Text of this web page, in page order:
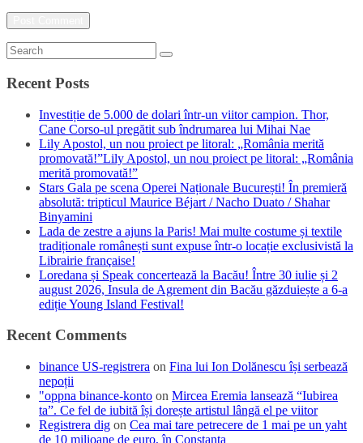
Recent Posts
Investiție de 5.000 de dolari într-un viitor campion. Thor,
Cane Corso-ul pregătit sub îndrumarea lui Mihai Nae
Lily Apostol, un nou proiect pe litoral: „România merită
promovată!”Lily Apostol, un nou proiect pe litoral: „România
merită promovată!”
Stars Gala pe scena Operei Naționale București! În premieră
absolută: tripticul Maurice Béjart / Nacho Duato / Shahar
Binyamini
Lada de zestre a ajuns la Paris! Mai multe costume și textile
tradiționale românești sunt expuse într-o locație exclusivistă la
Librairie française!
Loredana și Speak concertează la Bacău! Între 30 iulie și 2
august 2026, Insula de Agrement din Bacău găzduiește a 6-a
ediție Young Island Festival!
Recent Comments
binance US-registrera on Fina lui Ion Dolănescu își serbează
nepoții
"oppna binance-konto on Mircea Eremia lansează “Iubirea
ta”. Ce fel de iubită își dorește artistul lângă el pe viitor
Registrera dig on Cea mai tare petrecere de 1 mai pe un yaht
de 10 milioane de euro, în Constanța